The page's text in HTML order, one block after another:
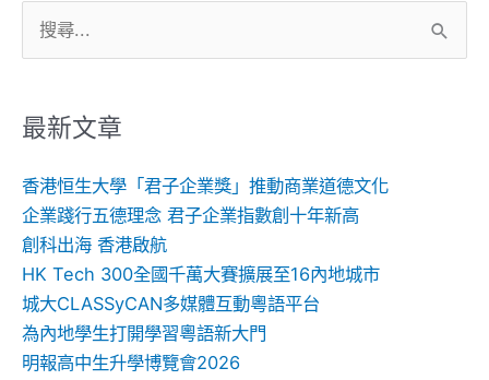
尋
鍵
最新文章
香港恒生大學「君子企業獎」推動商業道德文化
企業踐行五德理念 君子企業指數創十年新高
創科出海 香港啟航
HK Tech 300全國千萬大賽擴展至16內地城市
城大CLASSyCAN多媒體互動粵語平台
為內地學生打開學習粵語新大門
明報高中生升學博覽會2026